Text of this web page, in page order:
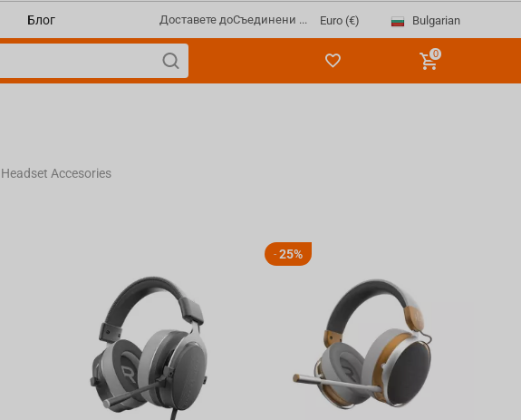
Блог Доставете доСъединени ... Euro (€) Bulgarian
0
Headset Accesories
- 25%